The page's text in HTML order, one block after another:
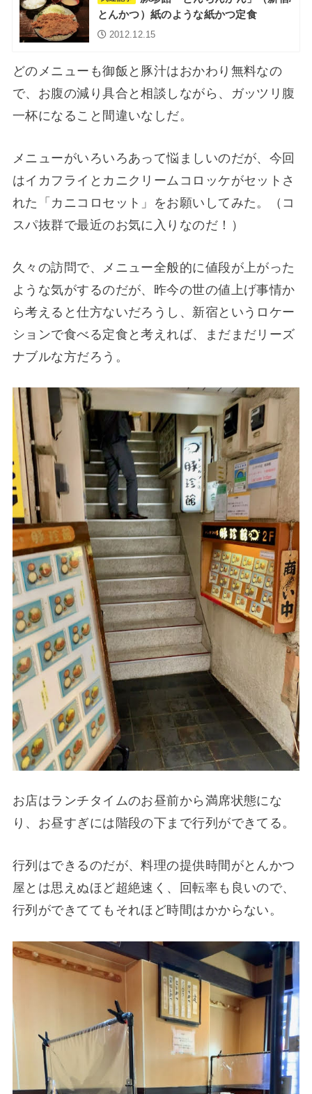
とんかつ）紙のような紙かつ定食
2012.12.15
どのメニューも御飯と豚汁はおかわり無料なの
で、お腹の減り具合と相談しながら、ガッツリ腹
一杯になること間違いなしだ。
メニューがいろいろあって悩ましいのだが、今回
はイカフライとカニクリームコロッケがセットさ
れた「カニコロセット」をお願いしてみた。（コ
スパ抜群で最近のお気に入りなのだ！）
久々の訪問で、メニュー全般的に値段が上がった
ような気がするのだが、昨今の世の値上げ事情か
ら考えると仕方ないだろうし、新宿というロケー
ションで食べる定食と考えれば、まだまだリーズ
ナブルな方だろう。
お店はランチタイムのお昼前から満席状態にな
り、お昼すぎには階段の下まで行列ができてる。
行列はできるのだが、料理の提供時間がとんかつ
屋とは思えぬほど超絶速く、回転率も良いので、
行列ができててもそれほど時間はかからない。